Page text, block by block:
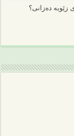
زێویە دەزانی؟